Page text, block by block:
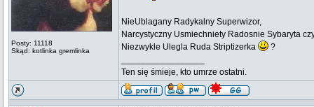
Posty: 11118
Skąd: kotlinka gremlinka
NieUblagany Radykalny Superwizor,
Narcystyczny Usmiechniety Radosnie Sybaryta
Niezwykle Ulegla Ruda Striptizerka
?
Ten się śmieje, kto umrze ostatni.